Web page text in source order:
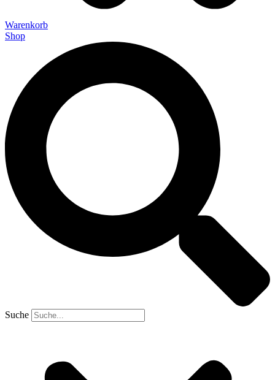
Warenkorb
Shop
Suche